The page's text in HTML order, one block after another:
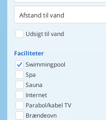
Afstand til vand
Udsigt til vand
Faciliteter
Swimmingpool
Spa
Sauna
Internet
Parabol/kabel TV
Brændeovn